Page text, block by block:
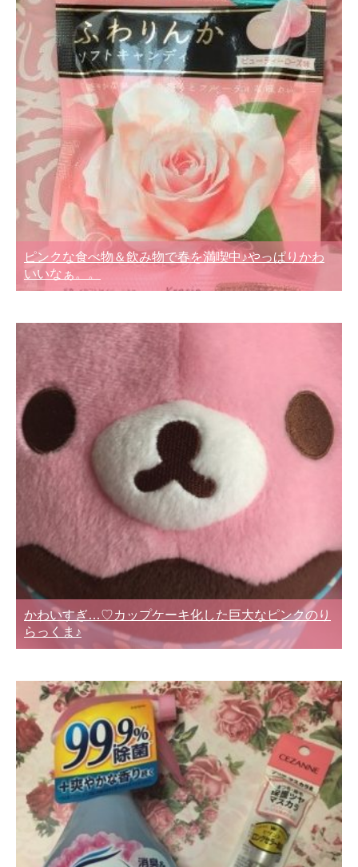
ピンクな食べ物＆飲み物で春を満喫中♪やっぱりかわ
いいなぁ。。
かわいすぎ…♡カップケーキ化した巨大なピンクのり
らっくま♪